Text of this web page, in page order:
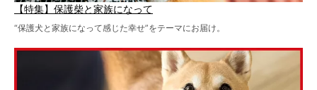
【特集】保護柴と家族になって
“保護犬と家族になって感じた幸せ”をテーマにお届け。